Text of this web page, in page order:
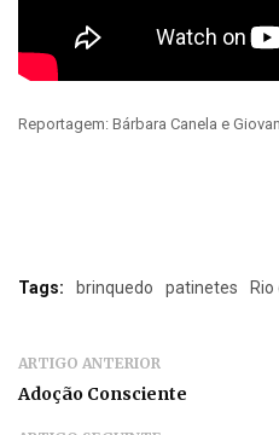
Reportagem: Bárbara Canela e
Tags: brinquedo patinetes
ARTIGO ANTERIOR
Adoção Consciente